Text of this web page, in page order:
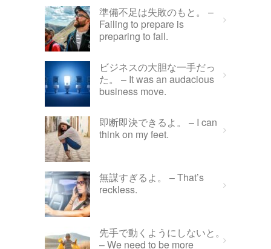
準備不足は失敗のもと。 –
Failing to prepare is
preparing to fail.
ビジネスの大胆な一手だっ
た。 – It was an audacious
business move.
即断即決できるよ。 – I can
think on my feet.
無謀すぎるよ。 – That’s
reckless.
先手で動くようにしないと。
– We need to be more